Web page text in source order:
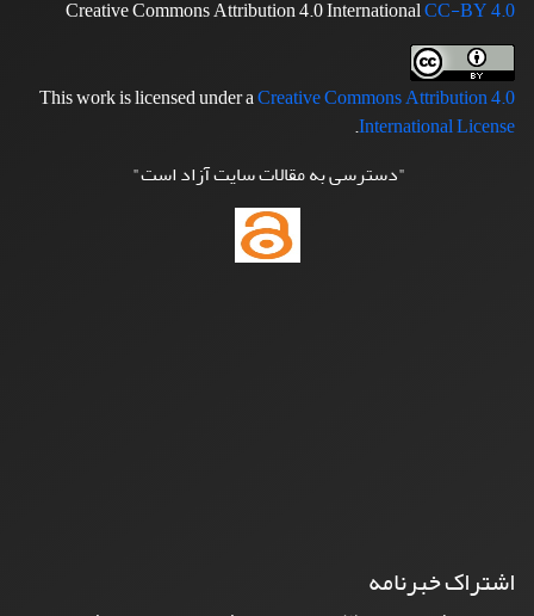
Creative Commons Attribution 4.0 InternationalCC-BY 4.0
This work is licensed under aCreative Commons Attribution 4.0
International License
.
"دسترسی به مقالات سایت آزاد است"
اشتراک خبرنامه